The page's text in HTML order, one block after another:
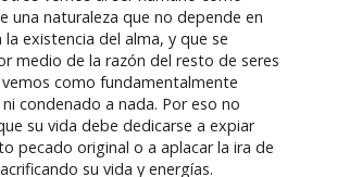
una naturaleza que no depende en
existencia del alma, y que se
medio de la razón del resto de seres
como fundamentalmente
condenado a nada. Por eso no
su vida debe dedicarse a expiar
pecado original o a aplacar la ira de
su vida y energías.